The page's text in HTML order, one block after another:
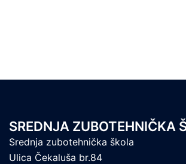
SREDNJA ZUBOTEHNIČKA
Srednja zubotehnička škola
Ulica Čekaluša br.84